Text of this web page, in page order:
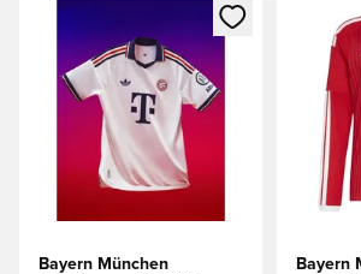
Megnyit egy modált a
Bayern München
Bayern